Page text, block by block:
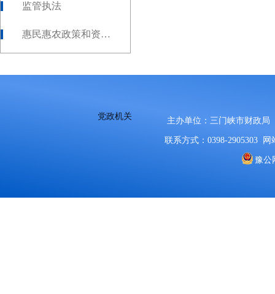
监管执法
惠民惠农政策和资金发放
党政机关 主办单位：三门峡市财政局
联系方式：0398-2905303 网
豫公